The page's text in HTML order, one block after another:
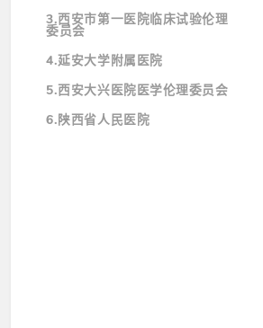
3.西安市第一医院临床试验伦理
委员会
4.延安大学附属医院
5.西安大兴医院医学伦理委员会
6.陕西省人民医院